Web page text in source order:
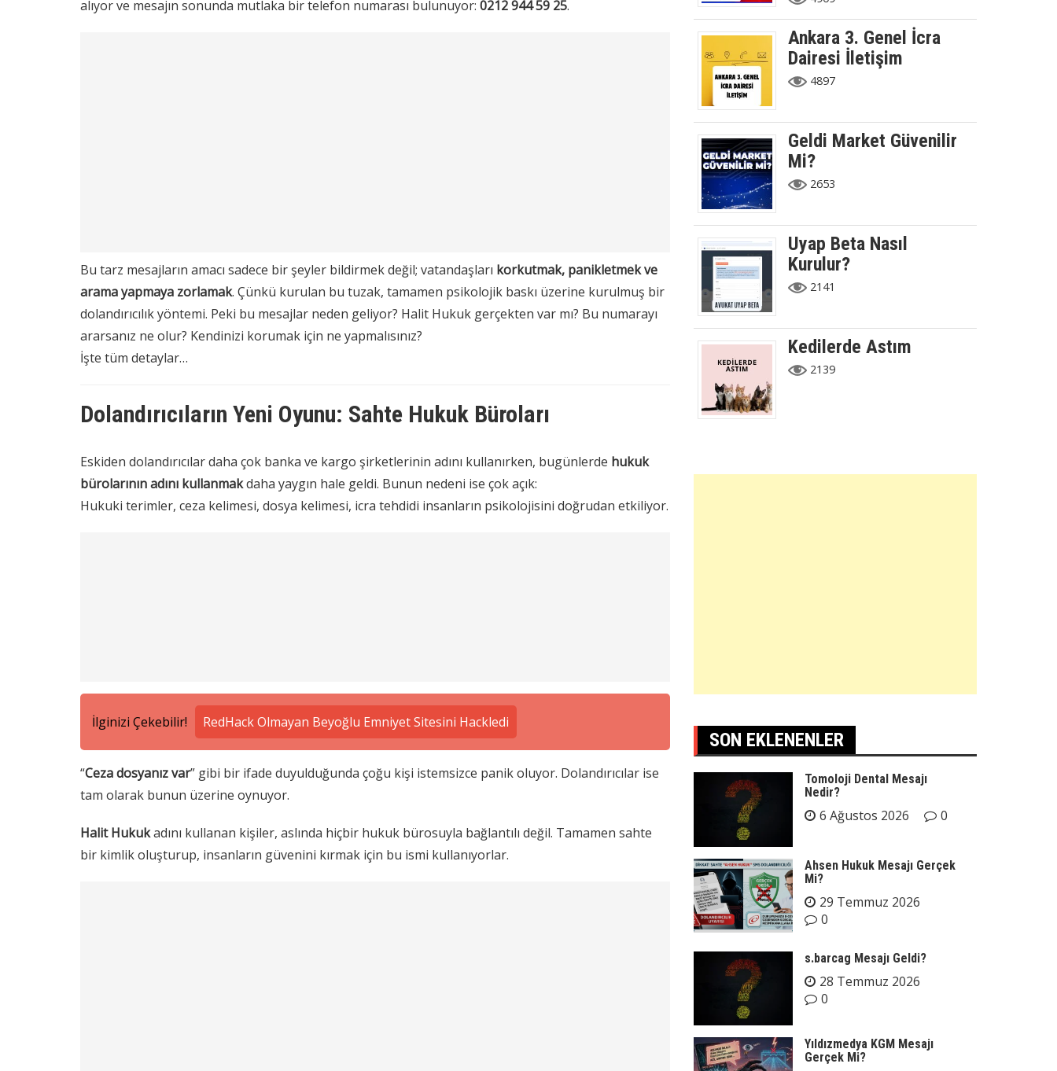
alıyor ve mesajın sonunda mutlaka bir telefon numarası bulunuyor: 0212 944 59 25.
Bu tarz mesajların amacı sadece bir şeyler bildirmek değil; vatandaşları korkutmak, panikletmek ve
arama yapmaya zorlamak. Çünkü kurulan bu tuzak, tamamen psikolojik baskı üzerine kurulmuş bir
dolandırıcılık yöntemi. Peki bu mesajlar neden geliyor? Halit Hukuk gerçekten var mı? Bu numarayı
ararsanız ne olur? Kendinizi korumak için ne yapmalısınız?
İşte tüm detaylar…
Dolandırıcıların Yeni Oyunu: Sahte Hukuk Büroları
Eskiden dolandırıcılar daha çok banka ve kargo şirketlerinin adını kullanırken, bugünlerde hukuk
bürolarının adını kullanmakdaha yaygın hale geldi. Bunun nedeni ise çok açık:
Hukuki terimler, ceza kelimesi, dosya kelimesi, icra tehdidi insanların psikolojisini doğrudan etkiliyor.
İlginizi Çekebilir! RedHack Olmayan Beyoğlu Emniyet Sitesini Hackledi
“Ceza dosyanız var” gibi bir ifade duyulduğunda çoğu kişi istemsizce panik oluyor. Dolandırıcılar ise
tam olarak bunun üzerine oynuyor.
Halit Hukukadını kullanan kişiler, aslında hiçbir hukuk bürosuyla bağlantılı değil. Tamamen sahte
bir kimlik oluşturup, insanların güvenini kırmak için bu ismi kullanıyorlar.
Ankara 3. Genel İcra
Dairesi İletişim
4897
Geldi Market Güvenilir
Mi?
2653
Uyap Beta Nasıl
Kurulur?
2141
Kedilerde Astım
2139
SON EKLENENLER
Tomoloji Dental Mesajı
Nedir?
6 Ağustos 2026 0
Ahsen Hukuk Mesajı Gerçek
Mi?
29 Temmuz 2026
0
s.barcag Mesajı Geldi?
28 Temmuz 2026
0
Yıldızmedya KGM Mesajı
Gerçek Mi?